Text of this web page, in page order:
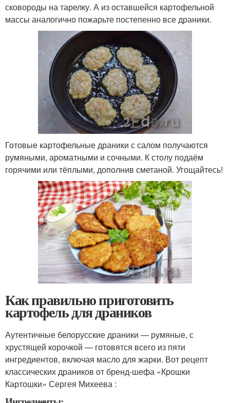
сковороды на тарелку. А из оставшейся картофельной
массы аналогично пожарьте постепенно все драники.
Готовые картофельные драники с салом получаются
румяными, ароматными и сочными. К столу подаём
горячими или тёплыми, дополнив сметаной. Угощайтесь!
Как правильно приготовить
картофель для драников
Аутентичные белорусские драники — румяные, с
хрустящей корочкой — готовятся всего из пяти
ингредиентов, включая масло для жарки. Вот рецепт
классических драников от бренд-шефа «Крошки
Картошки» Сергея Михеева :